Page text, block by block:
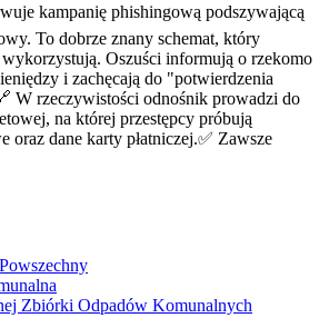
kampanię phishingową podszywającą
To dobrze znany schemat, który
wykorzystują. Oszuści informują o rzekomo
i zachęcają do "potwierdzenia
W rzeczywistości odnośnik prowadzi do
na której przestępcy próbują
oraz dane karty płatniczej.✅ Zawsze
Zbiórki Odpadów Komunalnych